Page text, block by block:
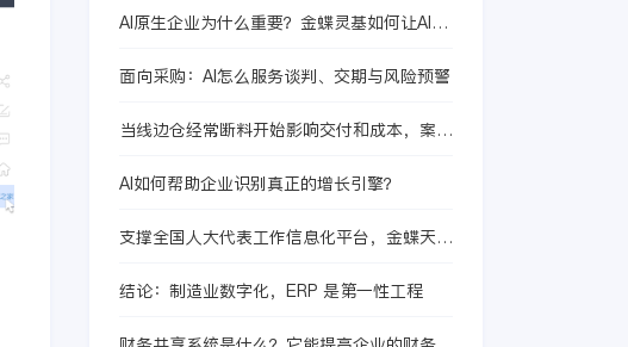
AI原生企业为什么重要？金蝶灵基如何让AI进
面向采购：AI怎么服务谈判、交期与风险预警
当线边仓经常断料开始影响交付和成本，案例
AI如何帮助企业识别真正的增长引擎？
支撑全国人大代表工作信息化平台，金蝶天燕
结论：制造业数字化，ERP 是第一性工程